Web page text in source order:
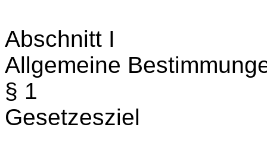
Abschnitt I
Allgemeine
§ 1
Gesetzesziel